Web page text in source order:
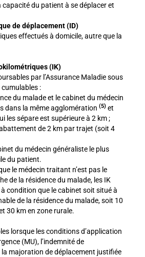
capacité du patient à se déplacer et
de déplacement (ID)
effectués à domicile, autre que la
(IK)
par l’Assurance Maladie sous
:
du malade et le cabinet du médecin
dans la même agglomération (5) et
les sépare est supérieure à 2 km ;
de 2 km par trajet (soit 4
du médecin généraliste le plus
du patient.
le médecin traitant n’est pas le
de la résidence du malade, les IK
condition que le cabinet soit situé à
de la résidence du malade, soit 10
30 km en zone rurale.
lorsque les conditions d’application
(MU), l’indemnité de
majoration de déplacement justifiée